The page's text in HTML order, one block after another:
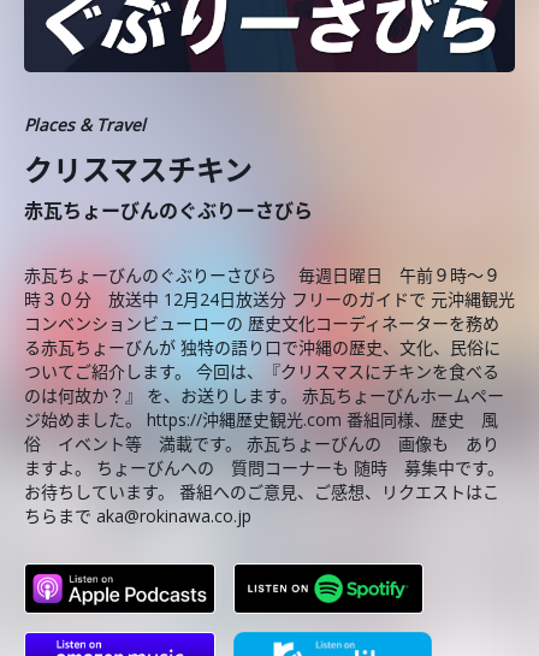
Places & Travel
クリスマスチキン
赤瓦ちょーびんのぐぶりーさびら
赤瓦ちょーびんのぐぶりーさびら 毎週日曜日 午前９時～９
時３０分 放送中 12月24日放送分 フリーのガイドで 元沖縄観光
コンベンションビューローの 歴史文化コーディネーターを務め
る赤瓦ちょーびんが 独特の語り口で沖縄の歴史、文化、民俗に
ついてご紹介します。 今回は、『クリスマスにチキンを食べる
のは何故か？』 を、お送りします。 赤瓦ちょーびんホームペー
ジ始めました。 https://沖縄歴史観光.com 番組同様、歴史 風
俗 イベント等 満載です。 赤瓦ちょーびんの 画像も あり
ますよ。 ちょーびんへの 質問コーナーも 随時 募集中です。
お待ちしています。 番組へのご意見、ご感想、リクエストはこ
ちらまで aka@rokinawa.co.jp